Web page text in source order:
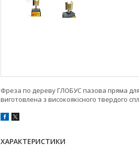
Фреза по дереву ГЛОБУС пазова пряма для
виготовлена з високоякісного твердого
ХАРАКТЕРИСТИКИ